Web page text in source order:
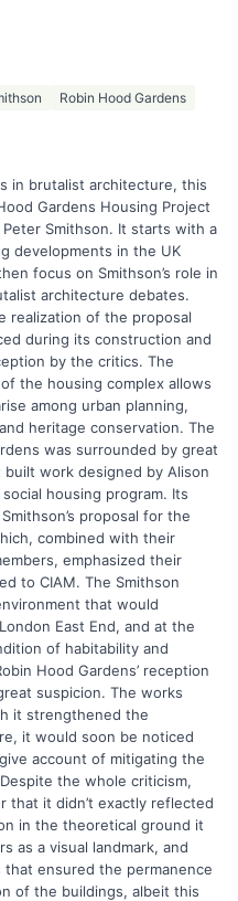
Robin Hood Gardens
in brutalist architecture, this
Gardens Housing Project
Smithson. It starts with a
developments in the UK
focus on Smithson’s role in
architecture debates.
realization of the proposal
during its construction and
by the critics. The
the housing complex allows
among urban planning,
heritage conservation. The
was surrounded by great
work designed by Alison
housing program. Its
proposal for the
combined with their
emphasized their
to CIAM. The Smithson
that would
East End, and at the
of habitability and
Hood Gardens’ reception
suspicion. The works
it strengthened the
it would soon be noticed
account of mitigating the
the whole criticism,
that it didn’t exactly reflected
in the theoretical ground it
as a visual landmark, and
ensured the permanence
of the buildings, albeit this